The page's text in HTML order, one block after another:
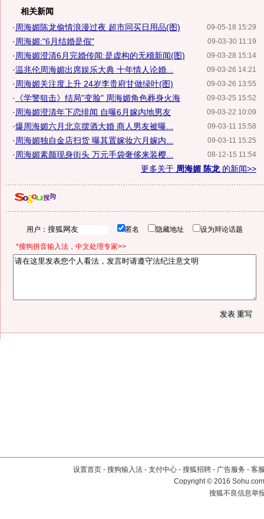
相关新闻
09-05-18 15:29
· 周海媚陈龙偷情浪漫过夜 超市同买日用品(图)
09-03-30 11:19
· 周海媚:"6月结婚是假"
09-03-28 15:14
· 周海媚澄清6月完婚传闻:是虚构的无稽新闻(图)
09-03-26 14:21
·温兆伦周海媚出席娱乐大典 十年情人论婚...
09-03-26 13:55
· 周海媚关注度上升 24岁李贵府甘做绿叶(图)
09-03-25 15:52
· 《学警狙击》结局"变脸" 周海媚角色葬身火海
09-03-22 10:09
· 周海媚澄清年下恋绯闻 自曝6月嫁内地男友
09-03-11 15:58
·爆周海媚六月北京摆酒大婚 商人男友被曝...
09-03-11 15:25
· 周海媚独自金店扫货 曝其置嫁妆六月嫁内...
08-12-15 11:54
· 周海媚素颜现身街头 万元手袋奢侈来装樱...
更多关于 周海媚 陈龙 的新闻>>
用户： 匿名 隐藏地址 设为辩论话题
*搜狗拼音输入法，中文处理专家>>
设置首页 - 搜狗输入法 - 支付中心 - 搜狐招聘 - 广告服务 - 客
Copyright©2016
搜狐不良信息举